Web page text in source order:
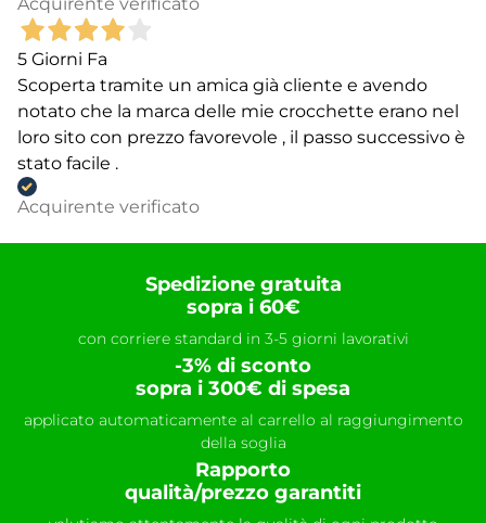
5 Giorni Fa
Scoperta tramite un amica già cliente e avendo
notato che la marca delle mie crocchette erano nel
loro sito con prezzo favorevole , il passo successivo è
stato facile .
Acquirente verificato
Spedizione gratuita
sopra i 60€
con corriere standard in 3-5 giorni lavorativi
-3% di sconto
sopra i 300€ di spesa
applicato automaticamente al carrello al raggiungimento
della soglia
Rapporto
qualità/prezzo garantiti